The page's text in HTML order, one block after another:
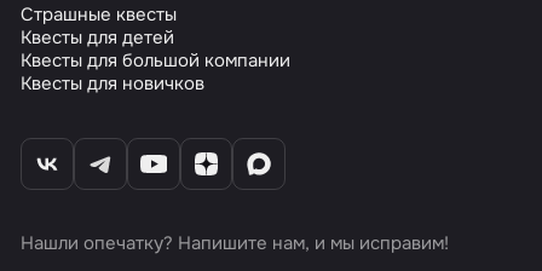
Страшные квесты
Квесты для детей
Квесты для большой компании
Квесты для новичков
Нашли опечатку? Напишите нам, и мы исправим!